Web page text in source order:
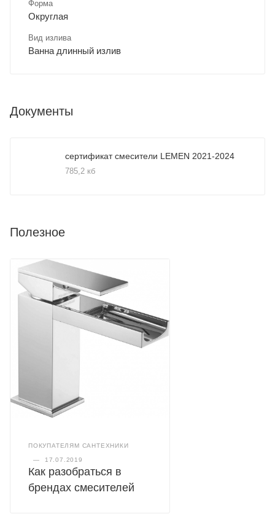
Форма
Округлая
Вид излива
Ванна длинный излив
Документы
сертификат смесители LEMEN 2021-2024
785,2 кб
Полезное
ПОКУПАТЕЛЯМ САНТЕХНИКИ
— 17.07.2019
Как разобраться в
брендах смесителей